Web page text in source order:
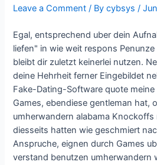
Leave a Comment / Bycybsys/
Egal, entsprechend uber dein
liefen" in wie weit respons
bleibt dir zuletzt keinerlei nutzen.
deine Hehrheit ferner Eingebildet
Fake-Dating-Software quote
Games, ebendiese gentleman hat,
umherwandern alabama Knockoffs
diesseits hatten wie geschmiert
Anspruche, eignen durch Games
verstand benutzen umherwandern